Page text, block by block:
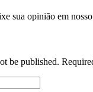
sua opinião em
be published.